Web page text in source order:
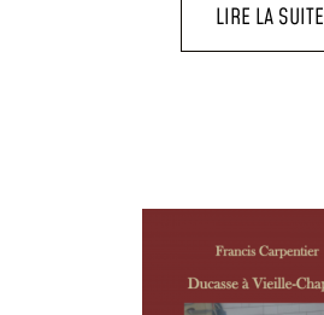
LIRE LA SUITE